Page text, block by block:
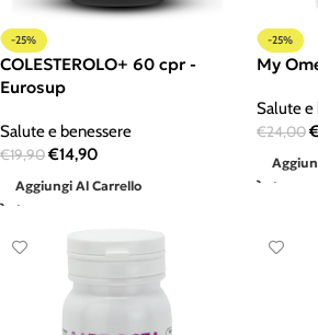
-25%
COLESTEROLO+ 60 cpr -
Eurosup
Salute e benessere
€19,90€14,90
Aggiungi Al Carrello
-25%
My
Salute e
€24,00